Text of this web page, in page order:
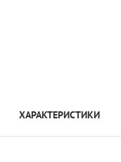
ХАРАКТЕРИСТИКИ